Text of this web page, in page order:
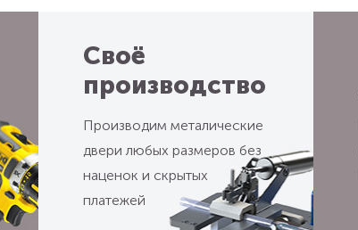
Своё
производство
Производим металические
двери любых размеров без
наценок и скрытых
платежей